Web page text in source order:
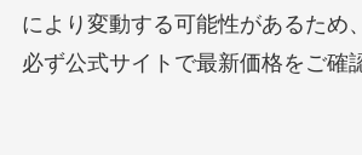
により変動する可能性があるため
必ず公式サイトで最新価格をご確